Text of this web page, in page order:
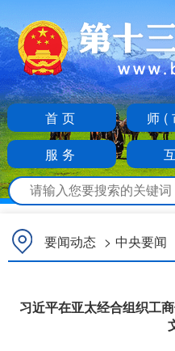
首页 师(
服务
要闻动态 > 中央要闻
习近平在亚太经合组织工